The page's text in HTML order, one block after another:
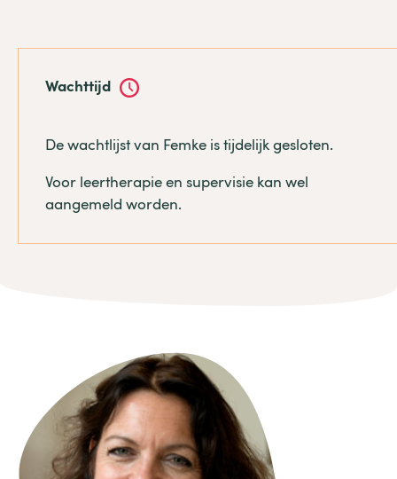
Wachttijd
De wachtlijst van Femke is tijdelijk gesloten.
Voor leertherapie en supervisie kan wel
aangemeld worden.